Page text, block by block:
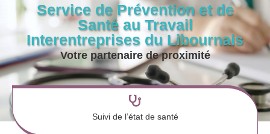
Service de Prévention et de
Santé au Travail
Interentreprises du Libournais
Votre partenaire de proximité
Suivi de l’état de santé